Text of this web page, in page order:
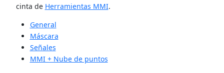
cinta de Herramientas MMI.
General
Máscara
Señales
MMI + Nube de puntos